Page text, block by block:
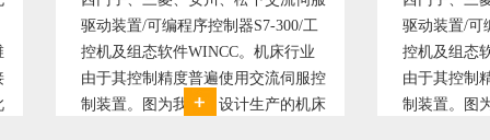
驱动装置/可编程序控制器S7-300/工
控机及组态软件WINCC。机床行业
由于其控制精度普遍使用交流伺服控
制装置。图为我公司设计生产的机床
驱动装置/可编程
控机及组态软件
由于其控制精度
制装置。图为我